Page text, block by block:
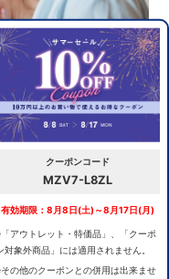
クーポンコード
MZV7-L8ZL
有効期限：8月8日(土)～8月17日(月)
アウトレット・特価品」、「クーポ
対象外商品」には適用されません。
の他のクーポンとの併用は出来ませ
アの分野で研究開発
トレス、ベッドフレ
をつくる全ての商品
合メーカー」とし
くり続けています。